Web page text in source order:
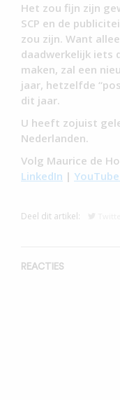
Het zou fijn zijn
SCP en de
zou zijn. Want
daadwerkelijk iets
maken, zal een
jaar, hetzelfde
dit jaar.
U heeft zojuist
Nederlanden.
Volg Maurice de
LinkedIn |
Deel dit artikel:
REACTIES